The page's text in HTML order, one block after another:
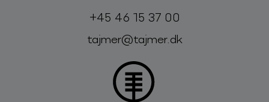
Telefon:
+45 46 15 37 00
E-mail:
tajmer@tajmer.dk